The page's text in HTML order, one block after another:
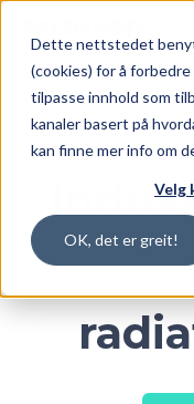
Dette nettstedet
(cookies) for å
tilpasse innhold som
kanaler basert på
kan finne mer info om
Velg
OK, det er greit!